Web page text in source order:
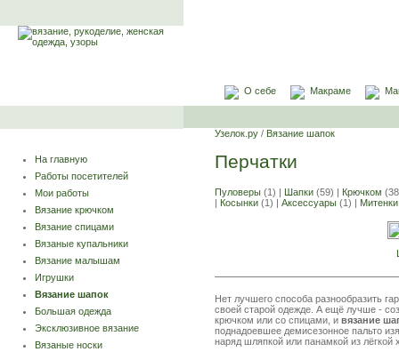
О себе Макраме
На главную
Работы посетителей
Мои работы
Вязание крючком
Вязание спицами
Вязаные купальники
Вязание малышам
Игрушки
Вязание шапок
Большая одежда
Эксклюзивное вязание
Вязаные носки
Узелок.ру / Вязание шапок
Перчатки
Пуловеры (1) | Шапки (59) | Крючком
| Косынки (1) | Аксессуары (1) | Митенки
Нет лучшего способа разнообразить
своей старой одежде. А ещё лучше -
крючком или со спицами, и вязание
поднадоевшее демисезонное пальто
наряд шляпкой или панамкой из лёгкой